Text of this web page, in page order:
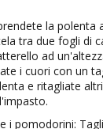
la polenta
tra due fogli di
ad
i cuori con un
e ritagliate
i pomodorini: